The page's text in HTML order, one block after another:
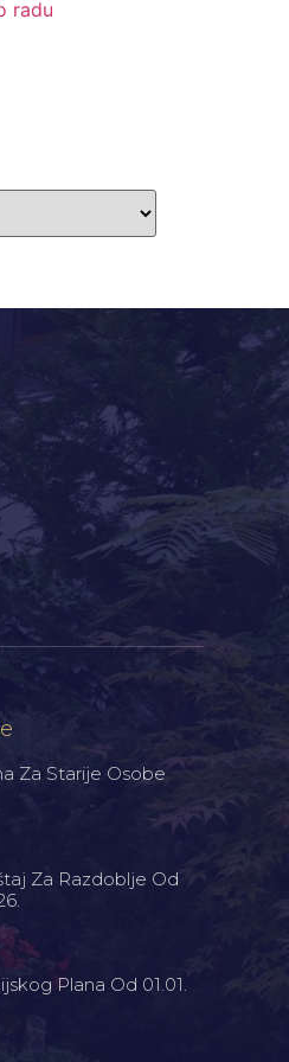
radu
Za Starije Osobe
Za Razdoblje Od
Plana Od 01.01.